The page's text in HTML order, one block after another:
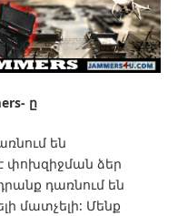
ը
են
է փոխզիջման ձեր
դառնում են
մատչելի: Մենք